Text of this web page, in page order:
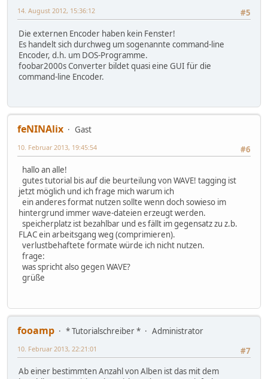
#5
14. August 2012, 15:36:12
Die externen Encoder haben kein Fenster!
Es handelt sich durchweg um sogenannte command-line
Encoder, d.h. um DOS-Programme.
foobar2000s Converter bildet quasi eine GUI für die
command-line Encoder.
feNINAlix
Gast
#6
10. Februar 2013, 19:45:54
hallo an alle!
gutes tutorial bis auf die beurteilung von WAVE! tagging ist
jetzt möglich und ich frage mich warum ich
ein anderes format nutzen sollte wenn doch sowieso im
hintergrund immer wave-dateien erzeugt werden.
speicherplatz ist bezahlbar und es fällt im gegensatz zu z.b.
FLAC ein arbeitsgang weg (comprimieren).
verlustbehaftete formate würde ich nicht nutzen.
frage:
was spricht also gegen WAVE?
grüße
fooamp * Tutorialschreiber *
Administrator
#7
10. Februar 2013, 22:21:01
Ab einer bestimmten Anzahl von Alben ist das mit dem